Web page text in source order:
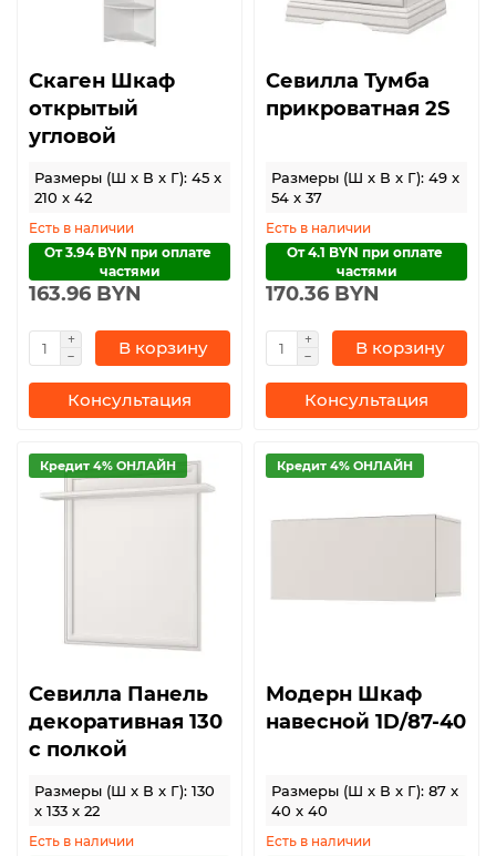
Скаген Шкаф
открытый
угловой
Размеры (Ш x В x Г): 45 x
210 x 42
Есть в наличии
От 3.94 BYN при оплате
частями
163.96 BYN
В корзину
Консультация
Севилла Тумба
прикроватная 2S
Размеры (Ш x В x Г): 49 x
54 x 37
Есть в наличии
От 4.1 BYN при оплате
частями
170.36 BYN
В корзину
Консультация
Кредит 4% ОНЛАЙН
Севилла Панель
декоративная 130
с полкой
Размеры (Ш x В x Г): 130
x 133 x 22
Есть в наличии
Кредит 4% ОНЛАЙН
Модерн Шкаф
навесной 1D/87-40
Размеры (Ш x В x Г): 87 x
40 x 40
Есть в наличии